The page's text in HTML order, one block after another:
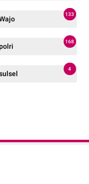
133
168
4